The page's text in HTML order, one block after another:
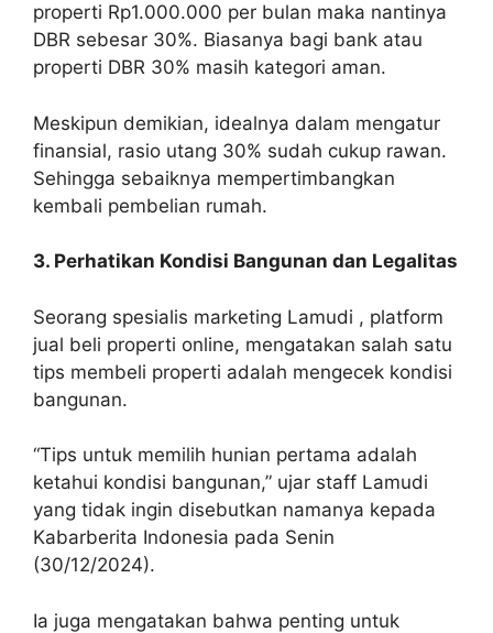
properti Rp1.000.000 per bulan maka nantinya
DBR sebesar 30%. Biasanya bagi bank atau
properti DBR 30% masih kategori aman.
Meskipun demikian, idealnya dalam mengatur
finansial, rasio utang 30% sudah cukup rawan.
Sehingga sebaiknya mempertimbangkan
kembali pembelian rumah.
3. Perhatikan Kondisi Bangunan dan Legalitas
Seorang spesialis marketing Lamudi , platform
jual beli properti online, mengatakan salah satu
tips membeli properti adalah mengecek kondisi
bangunan.
“Tips untuk memilih hunian pertama adalah
ketahui kondisi bangunan,” ujar staff Lamudi
yang tidak ingin disebutkan namanya kepada
Kabarberita Indonesia pada Senin
(30/12/2024).
Ia juga mengatakan bahwa penting untuk